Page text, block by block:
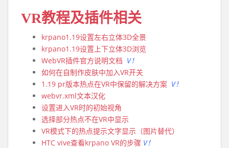
VR教程及插件相关
krpano1.19设置左右立体3D全景
krpano1.19设置上下立体3D浏览
WebVR插件官方说明文档 V！
如何在自制作皮肤中加入VR开关
1.19 pr版本热点在VR中保留的解决方案 V！
webvr.xml文本汉化
设置进入VR时的初始视角
选择部分热点不在VR中显示
VR模式下的热点提示文字显示（图片替代）
HTC vive查看krpano VR的步骤 V！